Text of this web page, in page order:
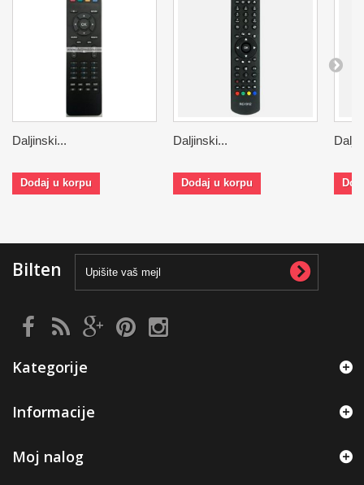
Daljinski...
Dodaj u korpu
Daljinski...
Dodaj u korpu
Bilten
Kategorije
Informacije
Moj nalog